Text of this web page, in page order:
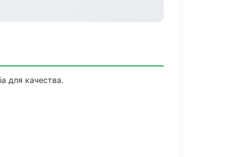
для качества.